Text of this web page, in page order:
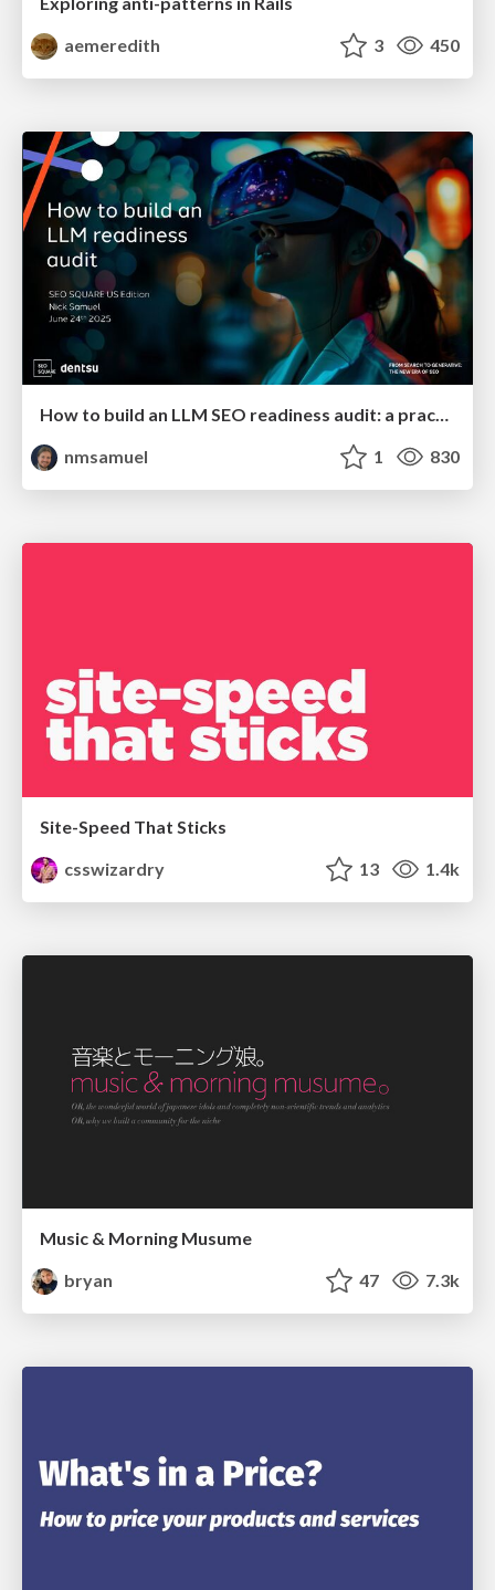
aemeredith
3 450
How to build an LLM SEO readiness audit: a practical framework
nmsamuel
1 830
Site-Speed That Sticks
csswizardry
13 1.4k
Music & Morning Musume
bryan
47 7.3k